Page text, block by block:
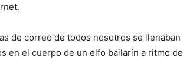
de correo de todos nosotros se llenaban
en el cuerpo de un elfo bailarín a ritmo de